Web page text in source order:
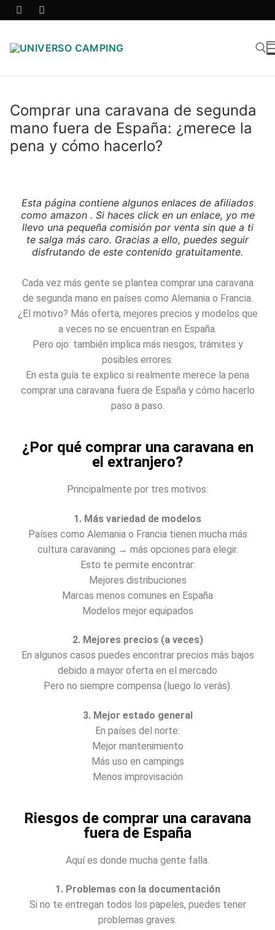
Comprar una caravana de segunda
mano fuera de España: ¿merece la
pena y cómo hacerlo?
Esta página contiene algunos enlaces de afiliados
como amazon . Si haces click en un enlace, yo me
llevo una pequeña comisión por venta sin que a ti
te salga más caro. Gracias a ello, puedes seguir
disfrutando de este contenido gratuitamente.
Cada vez más gente se plantea comprar una caravana
de segunda mano en países como Alemania o Francia.
¿El motivo? Más oferta, mejores precios y modelos que
a veces no se encuentran en España.
Pero ojo: también implica más riesgos, trámites y
posibles errores.
En esta guía te explico si realmente merece la pena
comprar una caravana fuera de España y cómo hacerlo
paso a paso.
¿Por qué comprar una caravana en
el extranjero?
Principalmente por tres motivos:
1. Más variedad de modelos
Países como Alemania o Francia tienen mucha más
cultura caravaning → más opciones para elegir.
Esto te permite encontrar:
Mejores distribuciones
Marcas menos comunes en España
Modelos mejor equipados
2. Mejores precios (a veces)
En algunos casos puedes encontrar precios más bajos
debido a mayor oferta en el mercado
Pero no siempre compensa (luego lo verás).
3. Mejor estado general
En países del norte:
Mejor mantenimiento
Más uso en campings
Menos improvisación
Riesgos de comprar una caravana
fuera de España
Aquí es donde mucha gente falla.
1. Problemas con la documentación
Si no te entregan todos los papeles, puedes tener
problemas graves.